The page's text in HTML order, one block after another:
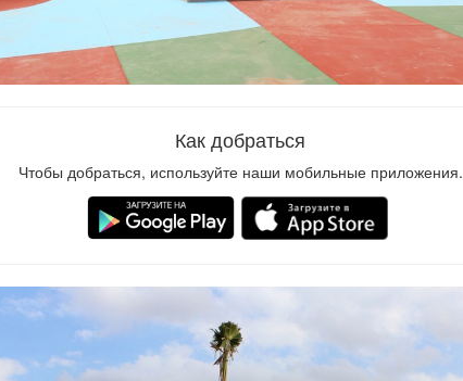
Как добраться
Чтобы добраться, используйте наши мобильные приложения.